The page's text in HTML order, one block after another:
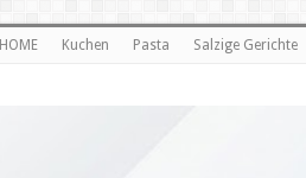
HOME Kuchen Pasta Salzige Gerichte